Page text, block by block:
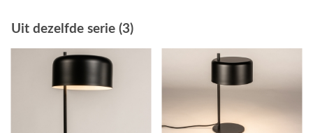
Uit dezelfde serie (3)